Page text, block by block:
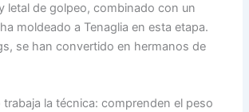
letal de golpeo, combinado con un
moldeado a Tenaglia en esta etapa.
se han convertido en hermanos de
la técnica: comprenden el peso